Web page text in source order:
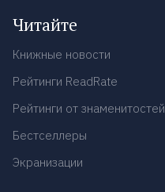
Читайте
Книжные новости
Рейтинги ReadRate
Рейтинги от знаменитостей
Бестселлеры
Экранизации